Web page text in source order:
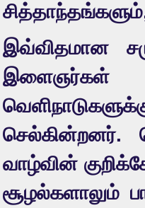
இவ்விதமான
இளைஞர்கள்
செல்கின்றனர்.
வாழ்வின்
சூழல்களாலும்